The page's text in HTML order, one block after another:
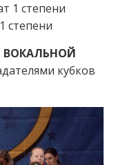
1 степени
степени
ВОКАЛЬНОЙ
кубков